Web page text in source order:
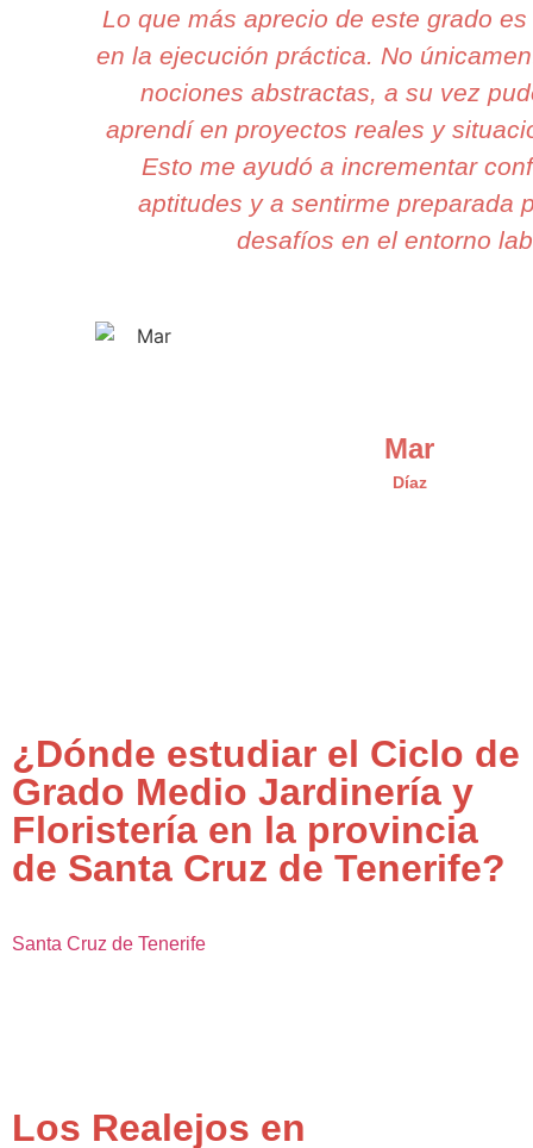
Lo que más aprecio de este grado
en la ejecución práctica. No
nociones abstractas, a su vez
aprendí en proyectos reales y
Esto me ayudó a incrementar
aptitudes y a sentirme preparada
desafíos en el entorno
Mar
Díaz
¿Dónde estudiar el Ciclo de
Grado Medio Jardinería y
Floristería en la provincia
de Santa Cruz de Tenerife?
Santa Cruz de Tenerife
Los Realejos en